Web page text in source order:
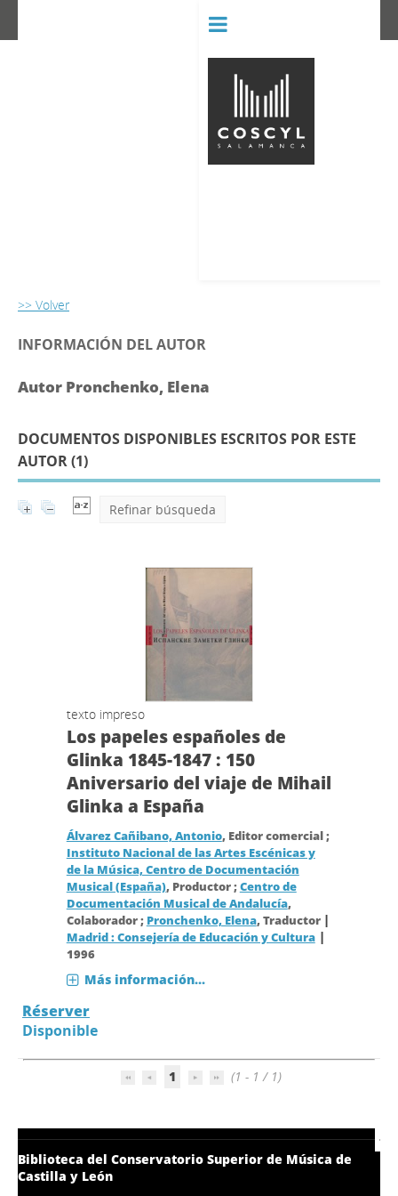
>> Volver
INFORMACIÓN DEL AUTOR
Autor Pronchenko, Elena
DOCUMENTOS DISPONIBLES ESCRITOS POR ESTE
AUTOR (1)
Refinar búsqueda
texto impreso
Los papeles españoles de
Glinka 1845-1847 : 150
Aniversario del viaje de Mihail
Glinka a España
Álvarez Cañibano, Antonio, Editor comercial ;
Instituto Nacional de las Artes Escénicas y
de la Música, Centro de Documentación
Musical (España), Productor ;Centro de
Documentación Musical de Andalucía,
Colaborador ; Pronchenko, Elena, Traductor |
Madrid : Consejería de Educación y Cultura|
1996
Más información...
Réserver
Disponible
1 (1 - 1 / 1)
Biblioteca del Conservatorio Superior de Música de
Castilla y León